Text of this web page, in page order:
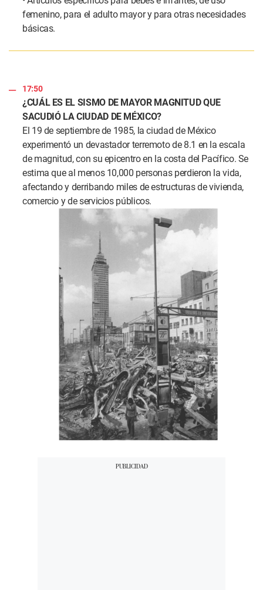
femenino, para el adulto mayor y para otras necesidades
básicas.
17:50
¿CUÁL ES EL SISMO DE MAYOR MAGNITUD QUE
SACUDIÓ LA CIUDAD DE MÉXICO?
El 19 de septiembre de 1985, la ciudad de México
experimentó un devastador terremoto de 8.1 en la escala
de magnitud, con su epicentro en la costa del Pacífico. Se
estima que al menos 10,000 personas perdieron la vida,
afectando y derribando miles de estructuras de vivienda,
comercio y de servicios públicos.